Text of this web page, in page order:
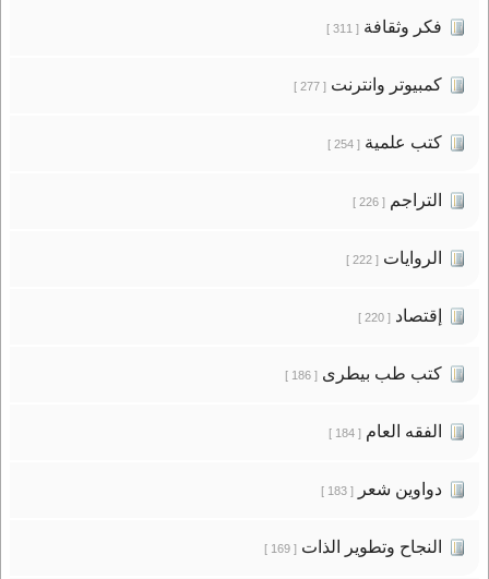
فكر وثقافة[ 311 ]
كمبيوتر وانترنت[ 277 ]
كتب علمية[ 254 ]
التراجم[ 226 ]
الروايات[ 222 ]
إقتصاد[ 220 ]
كتب طب بيطرى[ 186 ]
الفقه العام[ 184 ]
دواوين شعر[ 183 ]
النجاح وتطوير الذات[ 169 ]